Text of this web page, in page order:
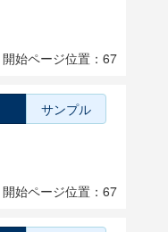
開始ページ位置：67
サンプル
開始ページ位置：67